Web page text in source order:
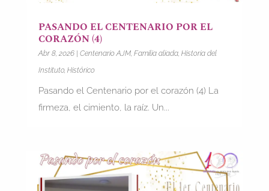
PASANDO EL CENTENARIO POR EL
CORAZÓN (4)
Abr 8, 2026| Centenario AJM, Familia aliada, Historia del
Instituto, Histórico
Pasando el Centenario por el corazón (4) La
firmeza, el cimiento, la raíz. Un...